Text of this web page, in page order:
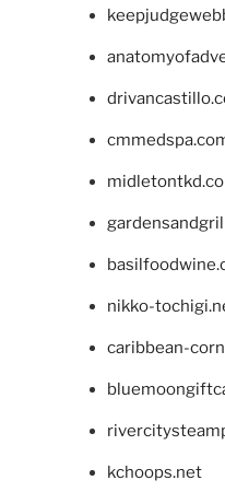
nikko-
caribbean-
kchoops.net